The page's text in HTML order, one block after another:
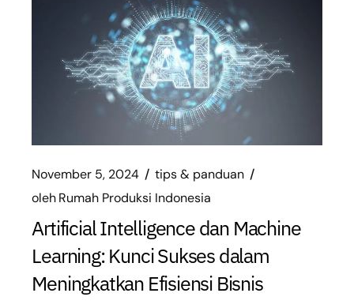
November 5, 2024
tips & panduan
olehRumah Produksi Indonesia
Artificial Intelligence dan Machine
Learning: Kunci Sukses dalam
Meningkatkan Efisiensi Bisnis